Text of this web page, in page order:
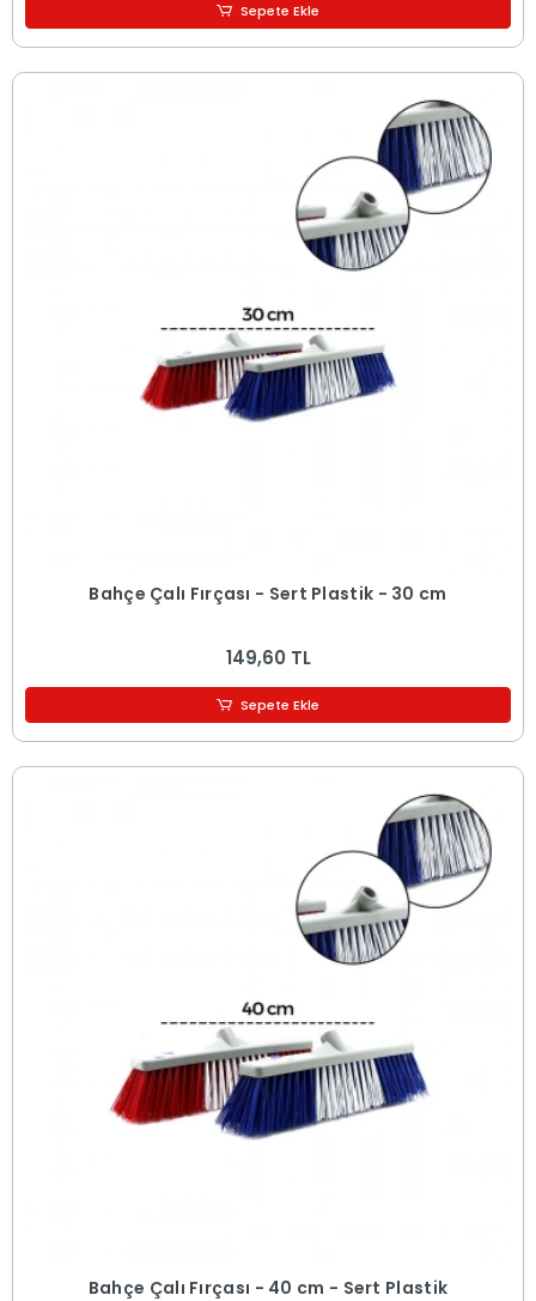
Sepete Ekle
Bahçe Çalı Fırçası - Sert Plastik - 30 cm
149,60 TL
Sepete Ekle
Bahçe Çalı Fırçası - 40 cm - Sert Plastik